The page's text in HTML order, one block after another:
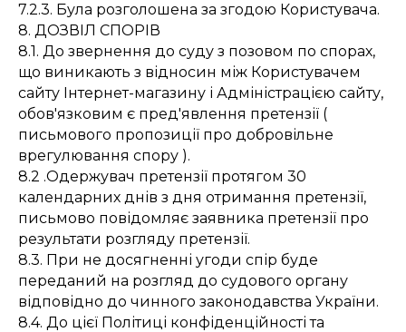
7.2.3. Була розголошена за згодою Користувача.
8. ДОЗВІЛ СПОРІВ
8.1. До звернення до суду з позовом по спорах,
що виникають з відносин між Користувачем
сайту Інтернет-магазину і Адміністрацією сайту,
обов'язковим є пред'явлення претензії (
письмового пропозиції про добровільне
врегулювання спору ).
8.2 .Одержувач претензії протягом 30
календарних днів з дня отримання претензії,
письмово повідомляє заявника претензії про
результати розгляду претензії.
8.3. При не досягненні угоди спір буде
переданий на розгляд до судового органу
відповідно до чинного законодавства України.
8.4. До цієї Політиці конфіденційності та